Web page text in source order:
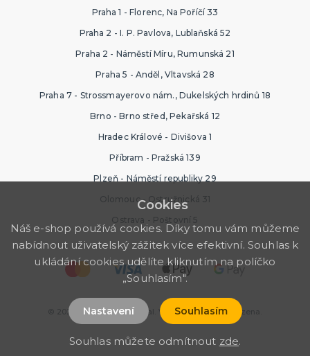
Praha 1 - Florenc, Na Poříčí 33
Praha 2 - I. P. Pavlova, Lublaňská 52
Praha 2 - Náměstí Míru, Rumunská 21
Praha 5 - Anděl, Vltavská 28
Praha 7 - Strossmayerovo nám., Dukelských hrdinů 18
Brno - Brno střed, Pekařská 12
Hradec Králové - Divišova 1
Příbram - Pražská 139
Plzeň - Náměstí republiky 29
Olomouc - Ostružnická 31
Ostrava - Poštovní 5
© 2026 Ptákoviny Karneval. Všechna práva vyhrazena.
Cookies
Náš e-shop používá cookies. Díky tomu vám můžeme
nabídnout uživatelský zážitek více efektivní. Souhlas k
ukládání cookies udělíte kliknutím na políčko
„Souhlasím".
Nastavení Souhlasím
Souhlas můžete odmítnout zde.